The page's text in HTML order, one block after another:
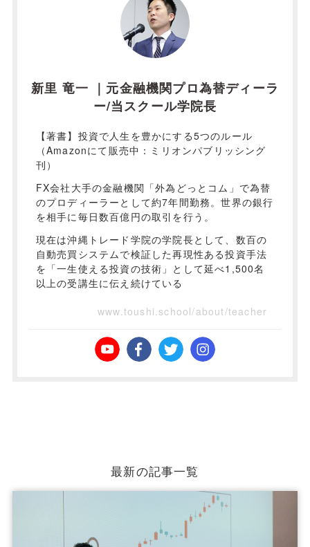
新里 竜一 ｜元金融機関プロ為替ディーラ
ー/当スクール学院長
【著書】投資で人生を豊かにする5つのルール
（Amazonにて販売中：ミリオンパブリッシング
刊）
FX会社大手の金融機関「外為どっとコム」で為替
のプロディーラーとして約7年間勤務。世界の銀行
を相手に毎日数百億円の取引を行う。
現在は沖縄トレード学院の学院長として、数百の
自動売買システムで検証した再現性ある投資手法
を「一生使える投資の技術」として延べ1,500名
以上の受講生に伝え続けている
www.toushi.school/about/teacher
最新の記事一覧